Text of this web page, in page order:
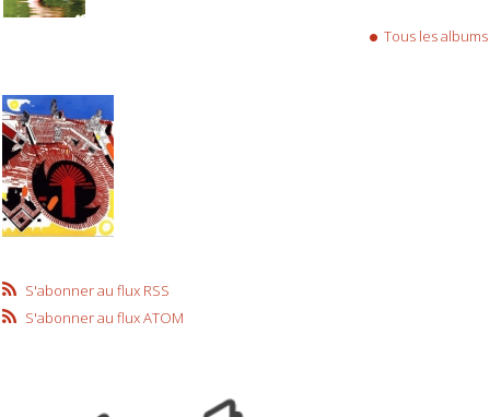
Tous les albums
S'abonner au flux RSS
S'abonner au flux ATOM